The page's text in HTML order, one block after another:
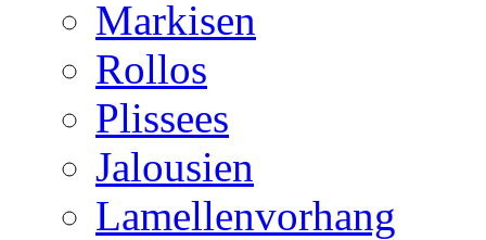
Markisen
Rollos
Plissees
Jalousien
Lamellenvorhang